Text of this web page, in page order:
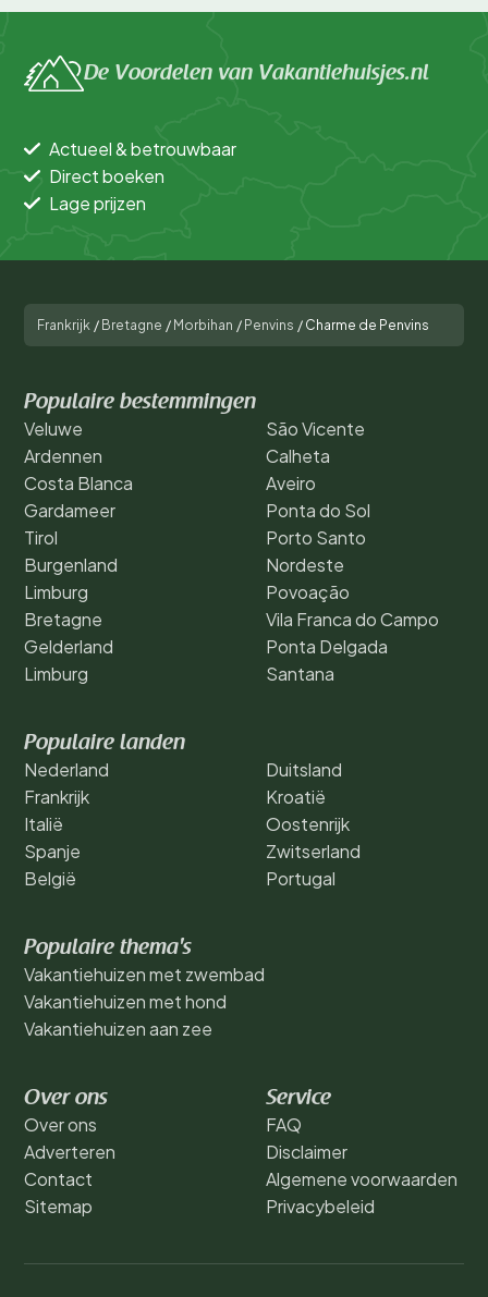
De Voordelen van Vakantiehuisjes.nl
Actueel & betrouwbaar
Direct boeken
Lage prijzen
Frankrijk / Bretagne / Morbihan / Penvins / Charme de Penvins
Populaire bestemmingen
Veluwe
Ardennen
Costa Blanca
Gardameer
Tirol
Burgenland
Limburg
Bretagne
Gelderland
Limburg
São Vicente
Calheta
Aveiro
Ponta do Sol
Porto Santo
Nordeste
Povoação
Vila Franca do Campo
Ponta Delgada
Santana
Populaire landen
Nederland
Frankrijk
Italië
Spanje
België
Duitsland
Kroatië
Oostenrijk
Zwitserland
Portugal
Populaire thema's
Vakantiehuizen met zwembad
Vakantiehuizen met hond
Vakantiehuizen aan zee
Over ons
Over ons
Adverteren
Contact
Sitemap
Service
FAQ
Disclaimer
Algemene voorwaarden
Privacybeleid